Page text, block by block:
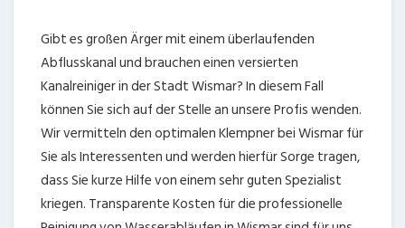
Gibt es großen Ärger mit einem überlaufenden
Abflusskanal und brauchen einen versierten
Kanalreiniger in der Stadt Wismar? In diesem Fall
können Sie sich auf der Stelle an unsere Profis wenden.
Wir vermitteln den optimalen Klempner bei Wismar für
Sie als Interessenten und werden hierfür Sorge tragen,
dass Sie kurze Hilfe von einem sehr guten Spezialist
kriegen. Transparente Kosten für die professionelle